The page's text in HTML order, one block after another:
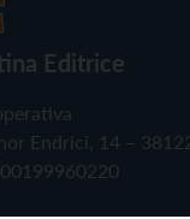
Editrice
Endrici, 14 –
00199960220